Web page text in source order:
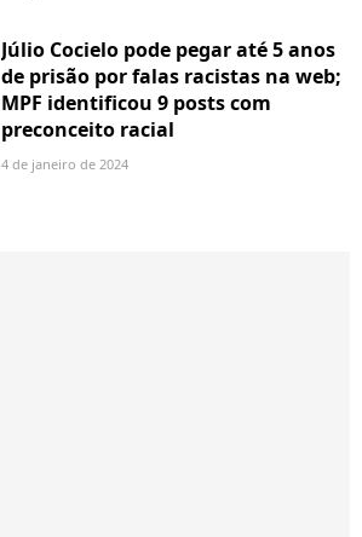
Júlio Cocielo pode pegar até 5 anos
de prisão por falas racistas na web;
MPF identificou 9 posts com
preconceito racial
4 de janeiro de 2024